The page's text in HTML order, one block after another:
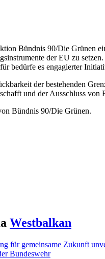
Bündnis 90/Die Grünen
der EU zu
bedürfe es engagierter
der bestehenden
und der Ausschluss von
Bündnis 90/Die Grünen.
Westbalkan
für gemeinsame Zukunft
Bundeswehr